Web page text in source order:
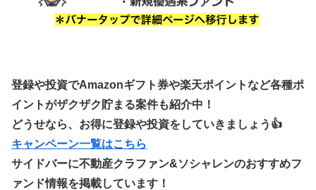
登録や投資でAmazonギフト券や楽天ポイントなど各種ポ
イントがザクザク貯まる案件も紹介中！
どうせなら、お得に登録や投資をしていきましょう👍
キャンペーン一覧はこちら
サイドバーに不動産クラファン&ソシャレンのおすすめフ
ァンド情報を掲載しています！